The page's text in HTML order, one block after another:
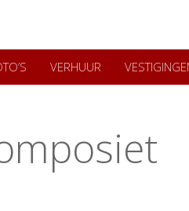
VERHUUR